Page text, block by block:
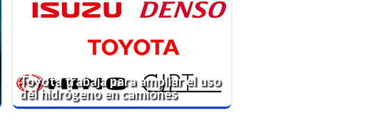
Toyota trabaja para ampliar el uso
del hidrógeno en camiones